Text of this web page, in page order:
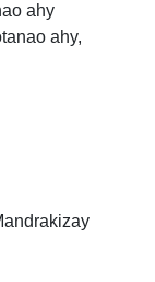
ahy
ahy,